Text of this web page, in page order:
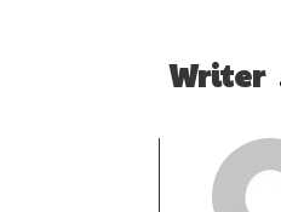
Writer